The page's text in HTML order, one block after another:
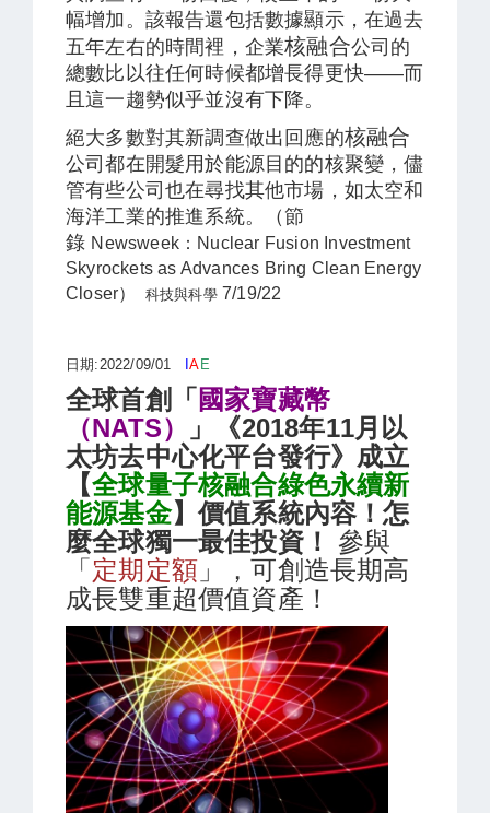
幅增加。該報告還包括數據顯示，在過去
五年左右的時間裡，企業核融合公司的
總數比以往任何時候都增長得更快——而
且這一趨勢似乎並沒有下降。
絕大多數對其新調查做出回應的核融合
公司都在開髮用於能源目的的核聚變，儘
管有些公司也在尋找其他市場，如太空和
海洋工業的推進系統。（節
錄 Newsweek：Nuclear Fusion Investment
Skyrockets as Advances Bring Clean Energy
Closer） 科技與科學7/19/22
日期:2022/09/01 IA E
全球首創「 國家寶藏幣
（NATS）
」《2018年11月以
太坊去中心化平台發行》成立
【全球量子核融合綠色永續新
能源基金】價值系統內容！怎
麼全球獨一最佳投資！ 參與
「 定期定額 」，可創造長期高
成長雙重超價值資產！